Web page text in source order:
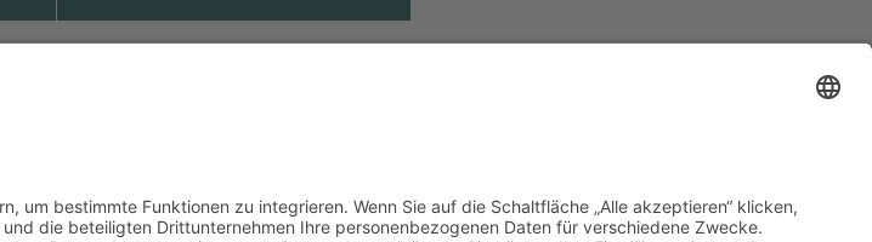
Eine Website vonBen Kuplien Markenstrategie & Design